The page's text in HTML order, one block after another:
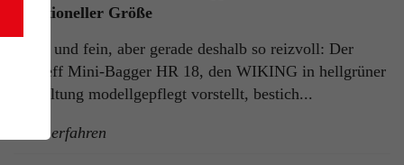
funktioneller Größe
Klein und fein, aber gerade deshalb so reizvoll: Der
Schaeff Mini-Bagger HR 18, den WIKING in hellgrüner
Gestaltung modellgepflegt vorstellt, bestich...
mehr erfahren